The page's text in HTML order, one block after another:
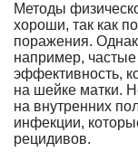
Методы
хороши, так как
поражения.
например,
эффективность,
на шейке матки.
на внутренних
инфекции,
рецидивов.